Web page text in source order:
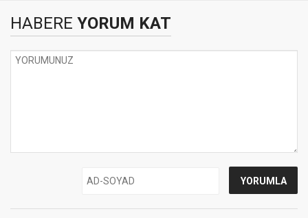
HABERE YORUM KAT